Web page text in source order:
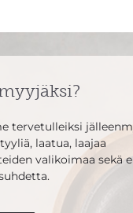
tervetulleiksi
laatua, laajaa
valikoimaa sekä